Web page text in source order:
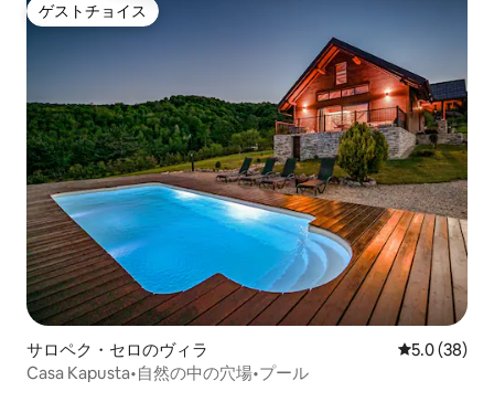
ゲストチョイス
ゲストチョイス
サロペク・セロのヴィラ レビュー38
5.0 (38)
Casa Kapusta•自然の中の穴場•プール